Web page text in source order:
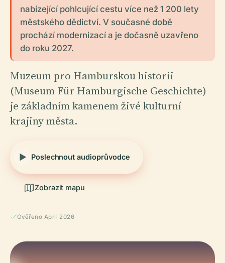
nabízející pohlcující cestu více než 1 200 lety
městského dědictví. V současné době
prochází modernizací a je dočasně uzavřeno
do roku 2027.
Muzeum pro Hamburskou historii
(Museum Für Hamburgische Geschichte)
je základním kamenem živé kulturní
krajiny města.
Poslechnout audioprůvodce
Zobrazit mapu
Ověřeno April 2026